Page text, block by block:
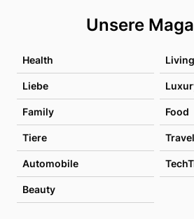
Unsere
Health Living
Liebe
Family Food
Tiere Travel
Automobile
Beauty